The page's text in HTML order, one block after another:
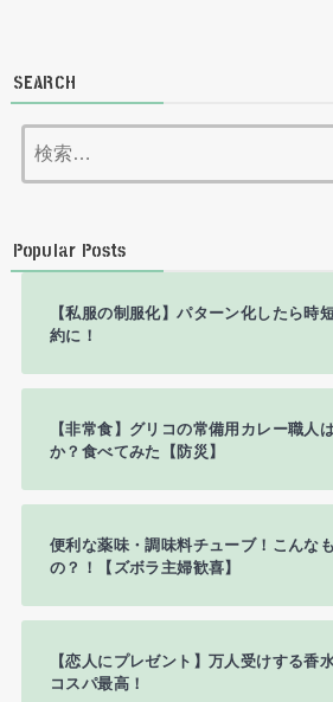
SEARCH
索:
Popular Posts
【私服の制服化】パターン化したら時
約に！
【非常食】グリコの常備用カレー職人
か？食べてみた【防災】
便利な薬味・調味料チューブ！こんな
の？！【ズボラ主婦歓喜】
【恋人にプレゼント】万人受けする香
コスパ最高！